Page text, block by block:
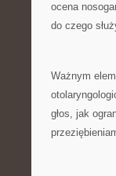
ocena
do czego
Ważnym
głos, jak